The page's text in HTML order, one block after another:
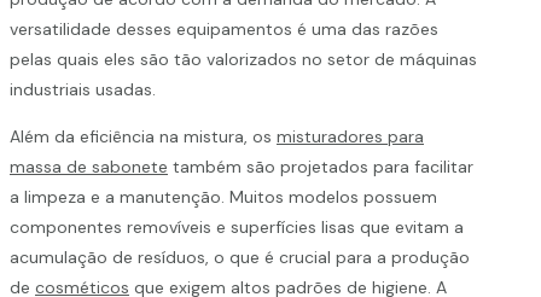
versatilidade desses equipamentos é uma das razões
pelas quais eles são tão valorizados no setor de máquinas
industriais usadas.
Além da eficiência na mistura, os misturadores para
massa de sabonete também são projetados para facilitar
a limpeza e a manutenção. Muitos modelos possuem
componentes removíveis e superfícies lisas que evitam a
acumulação de resíduos, o que é crucial para a produção
de cosméticos que exigem altos padrões de higiene. A